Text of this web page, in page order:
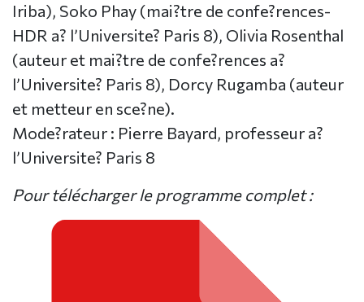
Iriba), Soko Phay (mai?tre de confe?rences-
HDR a? l’Universite? Paris 8), Olivia Rosenthal
(auteur et mai?tre de confe?rences a?
l’Universite? Paris 8), Dorcy Rugamba (auteur
et metteur en sce?ne).
Mode?rateur : Pierre Bayard, professeur a?
l’Universite? Paris 8
Pour télécharger le programme complet :